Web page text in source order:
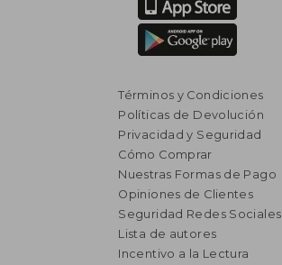
Términos y Condiciones
Políticas de Devolución
Privacidad y Seguridad
Cómo Comprar
Nuestras Formas de Pago
Opiniones de Clientes
Seguridad Redes Sociales
Lista de autores
Incentivo a la Lectura